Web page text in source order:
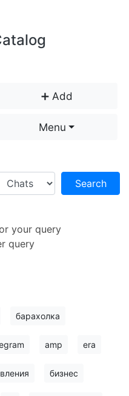
➕ Add
Menu
Search
your query
query
барахолка
amp era
бизнес